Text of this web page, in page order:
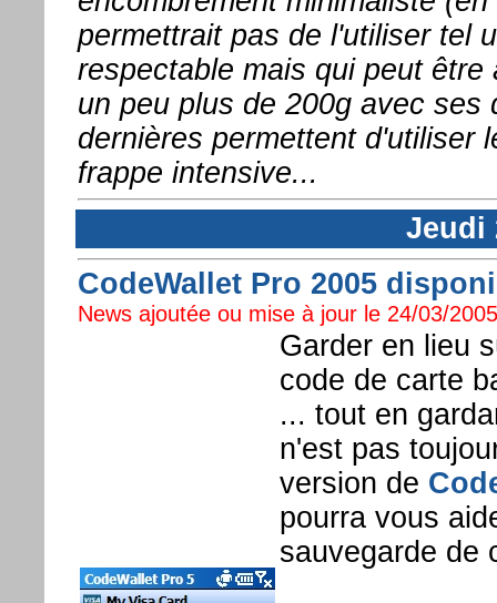
permettrait pas de l'utiliser tel
respectable mais qui peut
un peu plus de 200g avec ses
dernières permettent d'utiliser
frappe intensive...
Jeudi
CodeWallet Pro 2005
News ajoutée ou mise à jour le 24/03/
Garder en lieu
code de carte
... tout en
n'est pas
version de
pourra vous
sauvegarde de